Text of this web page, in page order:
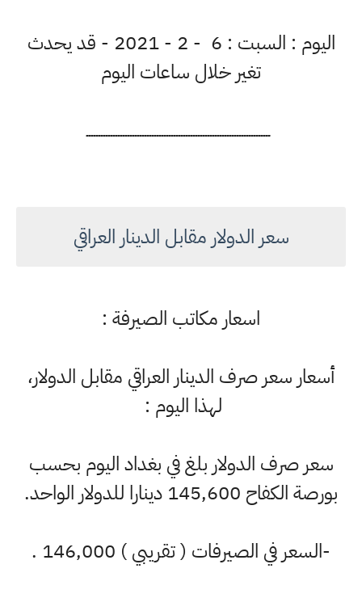
اليوم : السبت : 6 - 2 - 2021 - قد يحدث
تغير خلال ساعات اليوم
ــــــــــــــــــــــــــــــــــــــــــــــــــــــــــــــــــــــــــــ
سعر الدولار مقابل الدينار العراقي
اسعار مكاتب الصيرفة :
أسعار سعر صرف الدينار العراقي مقابل الدولار،
لهذا اليوم :
سعر صرف الدولار بلغ في بغداد اليوم بحسب
بورصة الكفاح 145,600 دينارا للدولار الواحد.
-السعر في الصيرفات ( تقريبي ) 146,000 .